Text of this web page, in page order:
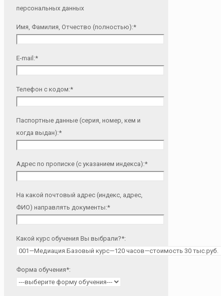
персональных данных
Имя, Фамилия, Отчество (полностью):*
E-mail:*
Телефон с кодом:*
Паспортные данные (серия, номер, кем и
когда выдан):*
Адрес по прописке (с указанием индекса):*
На какой почтовый адрес (индекс, адрес,
ФИО) направлять документы:*
Какой курс обучения Вы выбрали?*:
Форма обучения*: